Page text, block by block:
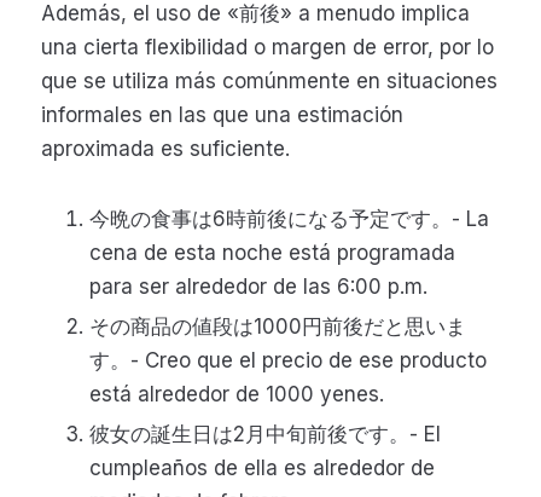
Además, el uso de «前後» a menudo implica
una cierta flexibilidad o margen de error, por lo
que se utiliza más comúnmente en situaciones
informales en las que una estimación
aproximada es suficiente.
今晩の食事は6時前後になる予定です。- La
cena de esta noche está programada
para ser alrededor de las 6:00 p.m.
その商品の値段は1000円前後だと思いま
す。- Creo que el precio de ese producto
está alrededor de 1000 yenes.
彼女の誕生日は2月中旬前後です。- El
cumpleaños de ella es alrededor de